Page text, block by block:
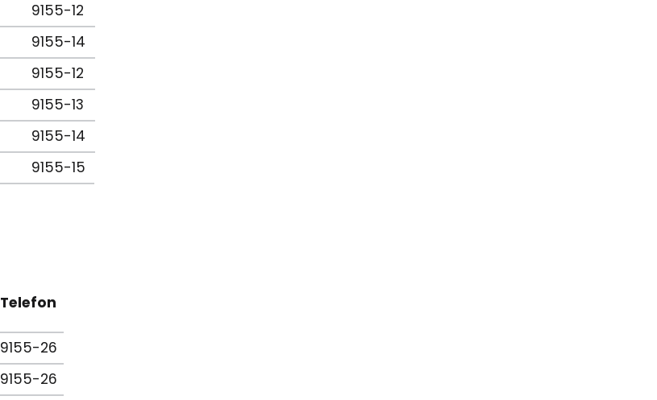
9155-12
9155-14
9155-12
9155-13
9155-14
9155-15
Telefon
9155-26
9155-26